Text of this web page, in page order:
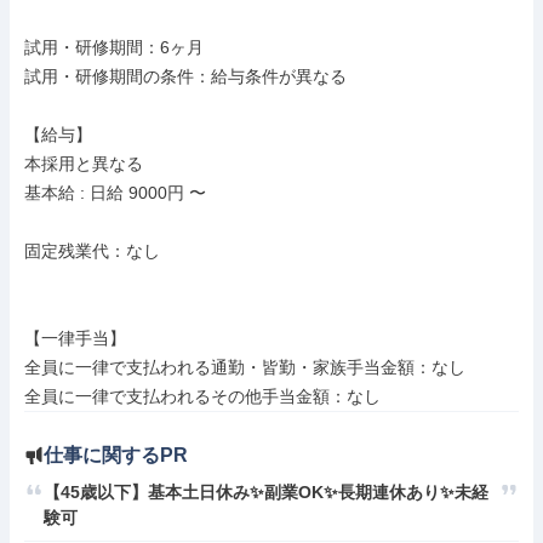
試用・研修期間：6ヶ月
試用・研修期間の条件：給与条件が異なる
【給与】
本採用と異なる
基本給 : 日給 9000円 〜
固定残業代：なし
【一律手当】
全員に一律で支払われる通勤・皆勤・家族手当金額：なし
仕事に関するPR
【45歳以下】基本土日休み✨副業OK✨長期連休あり✨未経
験可